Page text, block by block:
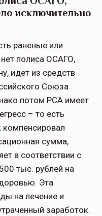
исключительно
раненые или
полиса ОСАГО,
идет из средств
Союза
потом РСА имеет
– то есть
компенсировал
сумма,
в соответствии с
тыс. рублей на
Эта
на лечение и
заработок.